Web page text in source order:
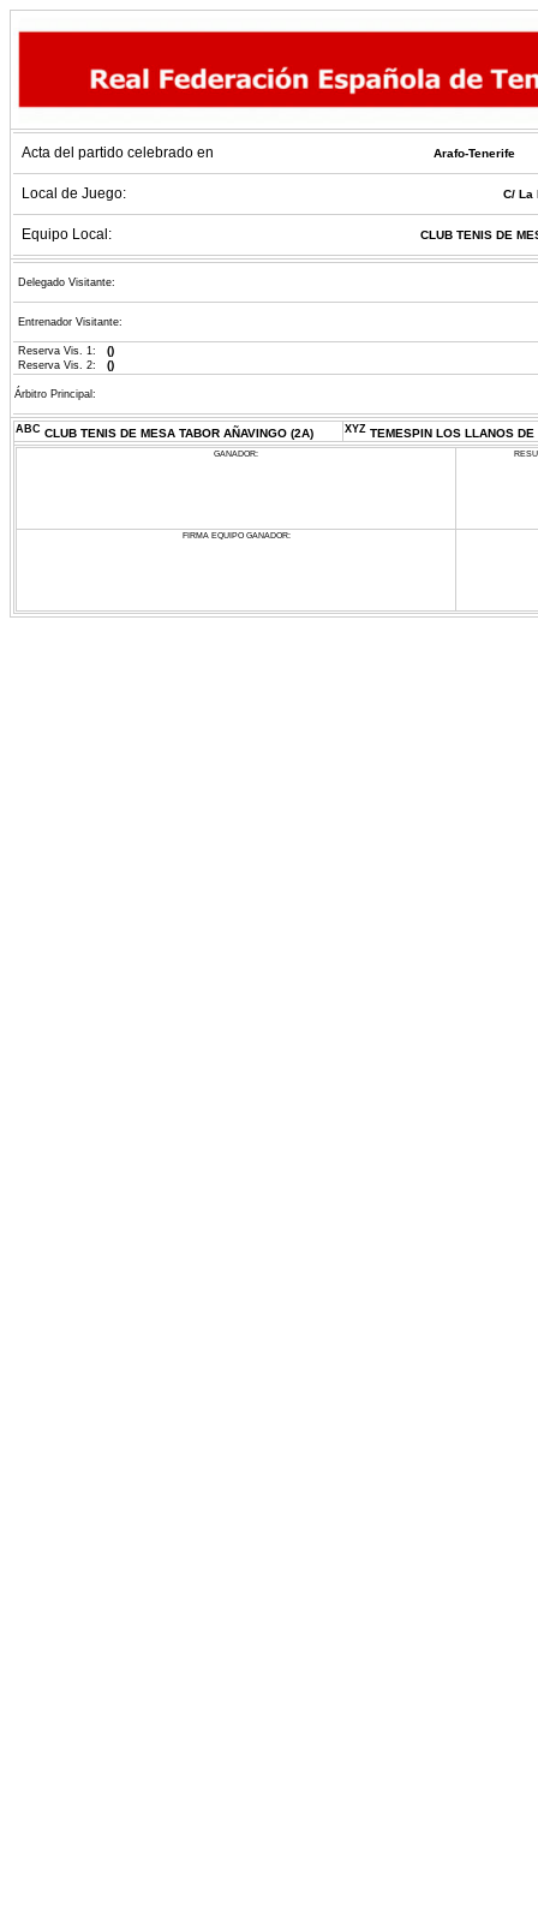
Acta del partido celebrado en Arafo-Tenerife
Local de Juego: C/ La
Equipo Local: CLUB TENIS DE
Delegado Visitante:
Entrenador Visitante:
Reserva Vis. 1: ()
Reserva Vis. 2: ()
Árbitro Principal:
ABC CLUB TENIS DE MESA TABOR AÑAVINGO (2A) XYZ TEMESPIN LOS LLANOS DE
GANADOR:
FIRMA EQUIPO GANADOR: